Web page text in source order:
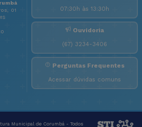
01
07:30h às 13:30h
Ouvidoria
(67) 3234-3406
Perguntas Frequentes
Acessar dúvidas comuns
Municipal de Corumbá - Todos